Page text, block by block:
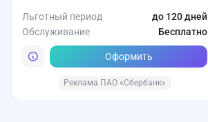
Льготный период
до 120 дней
Обслуживание
Бесплатно
Оформить
Реклама ПАО «Сбербанк»